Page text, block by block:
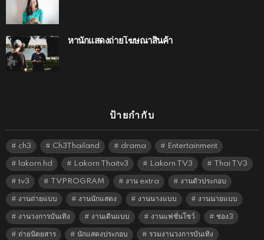
หานักแสดงถ่ายโฆษณาสินค้า
ป้ายกำกับ
ch3 Ch3Thailand drama Entertainment
lakorn hd Lakorn Thaitv3 Lakorn TV3 Thai TV3
tv3 TVPROGRAM งาน extra งานตัวประกอบ
งานถ่ายแบบ งานนักแสดง งานนางแบบ งานนายแบบ
งานวงการบันเทิง งานเดินแบบ งานแฟชั่นโชว์ ช่อง3
ถ่ายนิตยสาร นักแสดงประกอบ รวมงานวงการบันเทิง